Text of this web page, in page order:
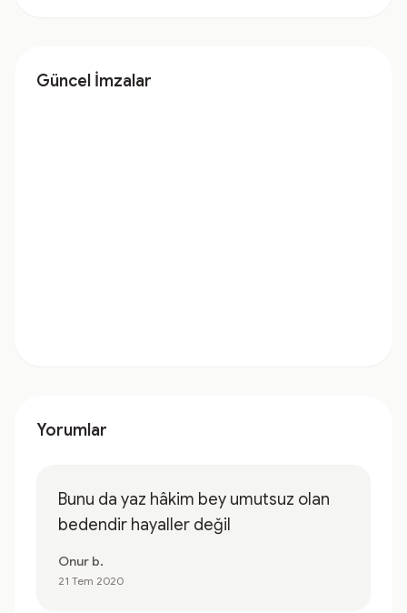
Güncel İmzalar
Yorumlar
Bunu da yaz hâkim bey umutsuz olan
bedendir hayaller değil
Onur b.
21 Tem 2020